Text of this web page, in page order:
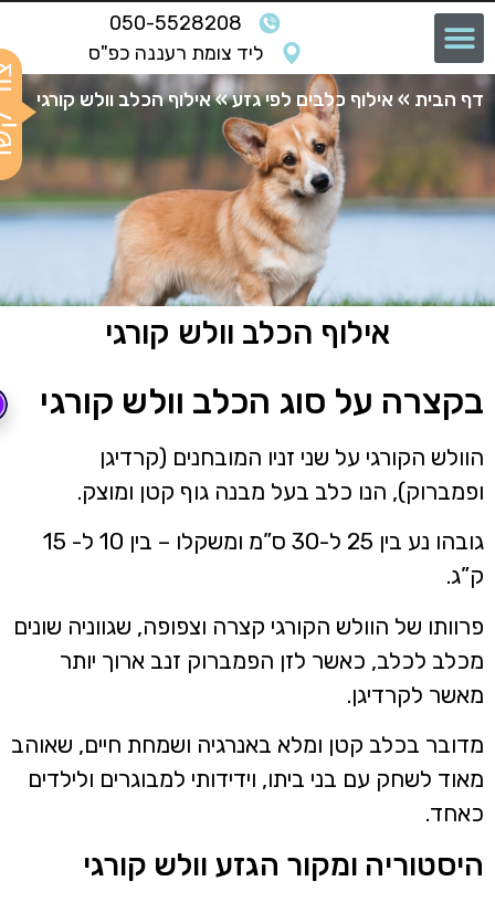
050-5528208
ליד צומת רעננה כפ"ס
הבית» אילוף כלבים לפי גזע»אילוף הכלב וולש קורגי
אילוף הכלב וולש קורגי
על סוג הכלב וולש קורגי
הקורגי על שני זניו המובחנים (קרדיגן
הנו כלב בעל מבנה גוף קטן ומוצק.
גובהו נע בין 25 ל-30 ס”מ ומשקלו – בין 10 ל- 15
של הוולש הקורגי קצרה וצפופה, שגווניה שונים
לכלב, כאשר לזן הפמברוק זנב ארוך יותר
לקרדיגן.
בכלב קטן ומלא באנרגיה ושמחת חיים, שאוהב
לשחק עם בני ביתו, וידידותי למבוגרים ולילדים
ומקור הגזע וולש קורגי